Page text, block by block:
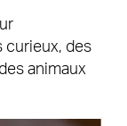
curieux, des
animaux